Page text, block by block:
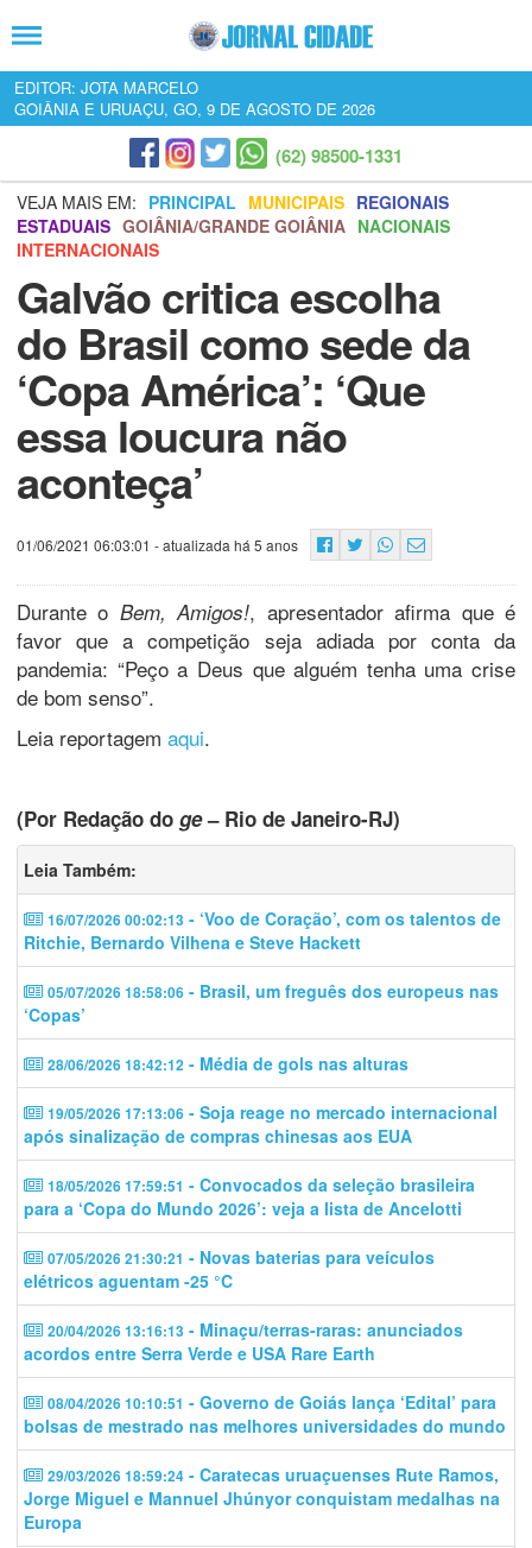
EDITOR: JOTA MARCELO
GOIÂNIA E URUAÇU, GO, 9 DE AGOSTO DE 2026
(62) 98500-1331
VEJA MAIS EM: PRINCIPAL MUNICIPAIS REGIONAIS
ESTADUAIS GOIÂNIA/GRANDE GOIÂNIA NACIONAIS
INTERNACIONAIS
Galvão critica escolha
do Brasil como sede da
‘Copa América’: ‘Que
essa loucura não
aconteça’
01/06/2021 06:03:01 - atualizada há 5 anos
Durante o Bem, Amigos!, apresentador afirma que é
favor que a competição seja adiada por conta da
pandemia: “Peço a Deus que alguém tenha uma crise
de bom senso”.
Leia reportagem aqui.
(Por Redação do ge– Rio de Janeiro-RJ)
Leia Também:
16/07/2026 00:02:13 - ‘Voo de Coração’, com os talentos de
Ritchie, Bernardo Vilhena e Steve Hackett
05/07/2026 18:58:06 - Brasil, um freguês dos europeus nas
‘Copas’
28/06/2026 18:42:12 - Média de gols nas alturas
19/05/2026 17:13:06 - Soja reage no mercado internacional
após sinalização de compras chinesas aos EUA
18/05/2026 17:59:51 - Convocados da seleção brasileira
para a ‘Copa do Mundo 2026’: veja a lista de Ancelotti
07/05/2026 21:30:21 - Novas baterias para veículos
elétricos aguentam -25 °C
20/04/2026 13:16:13 - Minaçu/terras-raras: anunciados
acordos entre Serra Verde e USA Rare Earth
08/04/2026 10:10:51 - Governo de Goiás lança ‘Edital’ para
bolsas de mestrado nas melhores universidades do mundo
29/03/2026 18:59:24 - Caratecas uruaçuenses Rute Ramos,
Jorge Miguel e Mannuel Jhúnyor conquistam medalhas na
Europa